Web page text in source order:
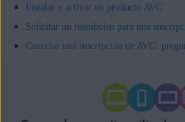
Instalar y activar un producto AVG
Solicitar un reembolso para una
Cancelar una suscripción de AVG: